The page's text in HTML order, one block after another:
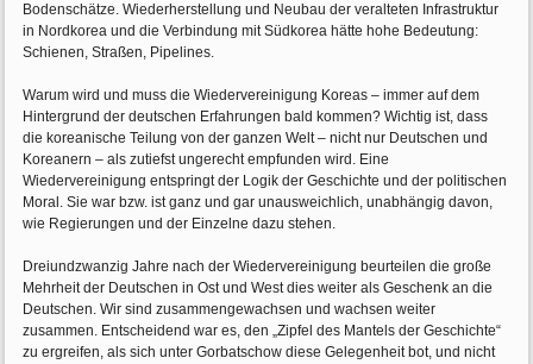
Bodenschätze. Wiederherstellung und Neubau der veralteten Infrastruktur
in Nordkorea und die Verbindung mit Südkorea hätte hohe Bedeutung:
Schienen, Straßen, Pipelines.
Warum wird und muss die Wiedervereinigung Koreas – immer auf dem
Hintergrund der deutschen Erfahrungen bald kommen? Wichtig ist, dass
die koreanische Teilung von der ganzen Welt – nicht nur Deutschen und
Koreanern – als zutiefst ungerecht empfunden wird. Eine
Wiedervereinigung entspringt der Logik der Geschichte und der politischen
Moral. Sie war bzw. ist ganz und gar unausweichlich, unabhängig davon,
wie Regierungen und der Einzelne dazu stehen.
Dreiundzwanzig Jahre nach der Wiedervereinigung beurteilen die große
Mehrheit der Deutschen in Ost und West dies weiter als Geschenk an die
Deutschen. Wir sind zusammengewachsen und wachsen weiter
zusammen. Entscheidend war es, den „Zipfel des Mantels der Geschichte“
zu ergreifen, als sich unter Gorbatschow diese Gelegenheit bot, und nicht